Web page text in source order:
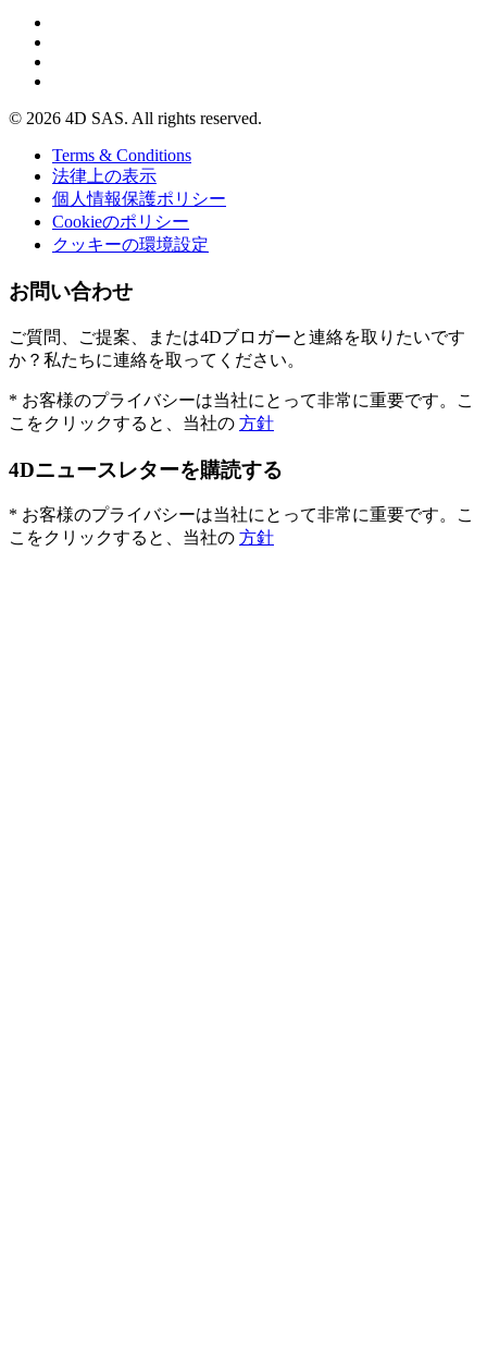
© 2026 4D SAS. All rights reserved.
Terms & Conditions
法律上の表示
個人情報保護ポリシー
Cookieのポリシー
クッキーの環境設定
お問い合わせ
ご質問、ご提案、または4Dブロガーと連絡を取りたいです
か？私たちに連絡を取ってください。
* お客様のプライバシーは当社にとって非常に重要です。こ
こをクリックすると、当社の 方針
4Dニュースレターを購読する
* お客様のプライバシーは当社にとって非常に重要です。こ
こをクリックすると、当社の 方針